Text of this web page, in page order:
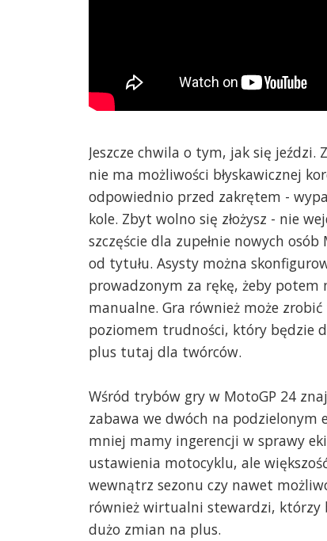
Jeszcze chwila o tym, jak się jeździ.
nie ma możliwości błyskawicznej
odpowiednio przed zakrętem -
kole. Zbyt wolno się złożysz - nie
szczęście dla zupełnie nowych
od tytułu. Asysty można
prowadzonym za rękę, żeby potem
manualne. Gra również może
poziomem trudności, który będzie
plus tutaj dla twórców.
Wśród trybów gry w MotoGP 24
zabawa we dwóch na podzielonym
mniej mamy ingerencji w sprawy
ustawienia motocyklu, ale
wewnątrz sezonu czy nawet
również wirtualni stewardzi, którzy
dużo zmian na plus.